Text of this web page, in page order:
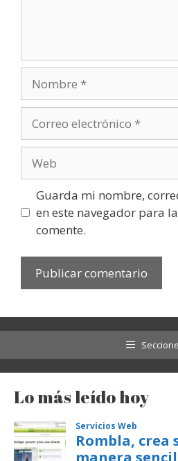
electrónico
Guarda mi nombre,
en este navegador para
comente.
Lo más leído hoy